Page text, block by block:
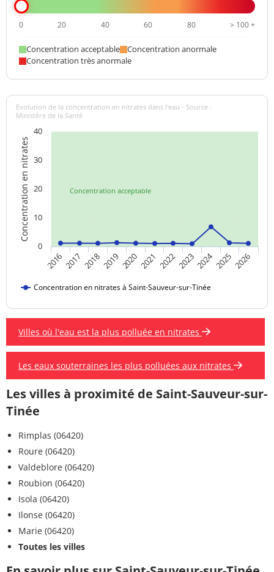
0 20 40 60 80 > 100 +
Concentration acceptable
Concentration anormale
Concentration très anormale
Concentration acceptable
Concentration en nitrates
Evolution de la concentration en nitrates dans l'eau - Source :
Ministère de la Santé
Concentration en nitrates à Saint-Sauveur-sur-Tinée
20162017 2018201920202021 20222023202420252026
0
10
20
30
40
Villes où l'eau est la plus polluée en nitrates
Les eaux souterraines les plus polluées aux nitrates
Les villes à proximité de Saint-Sauveur-sur-
Tinée
Rimplas (06420)
Roure (06420)
Valdeblore (06420)
Roubion (06420)
Isola (06420)
Ilonse (06420)
Marie (06420)
Toutes les villes